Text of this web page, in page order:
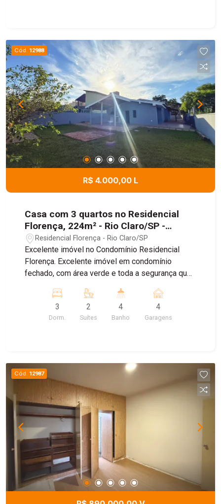
Cód. 12988
R$ 4.000,00 L
Casa com 3 quartos no Residencial
Florença, 224m² - Rio Claro/SP -
Residencial Florença
Residencial Florença - Rio Claro/SP
Excelente imóvel no Condomínio Residencial
Florença. Excelente imóvel em condomínio
fechado, com área verde e toda a segurança que
dormitórios, sendo 1 reversível, além de 2 suítes.
Área externa com churrasqueira e vagas
cobertas. Agende já a sua visita!
3
Dorm.
2
Suítes
4
Banho
4
Garagens
Cód. 12987